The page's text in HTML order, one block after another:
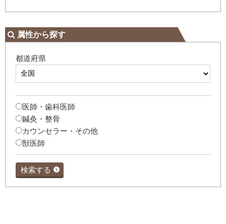
属性から探す
都道府県
医師・歯科医師
鍼灸・整骨
カウンセラー・その他
獣医師
検索する